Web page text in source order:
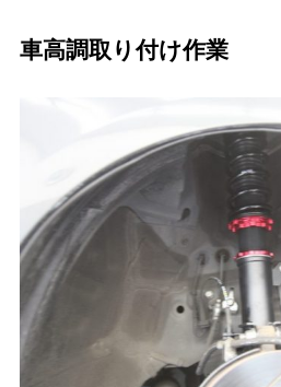
車高調取り付け作業